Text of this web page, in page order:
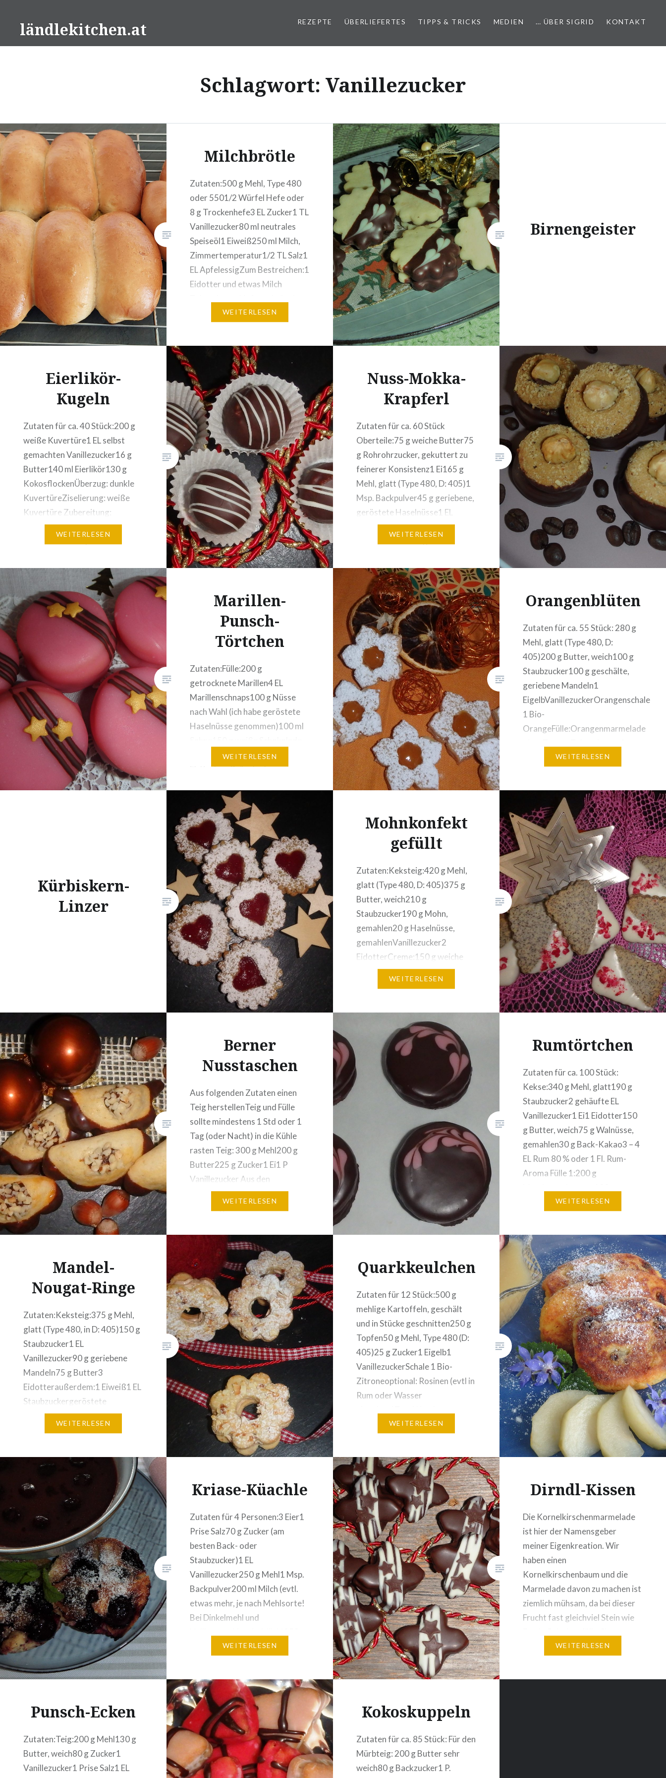
Inhaltländlekitchen.at REZEPTE ÜBERLIEFERTES TIPPS & TRICKS MEDIEN … ÜBER SIGRID KONTAKT
Schlagwort: Vanillezucker
Milchbrötle
Zutaten:500 g Mehl, Type 480
oder 5501/2 Würfel Hefe oder
8 g Trockenhefe3 EL Zucker1 TL
Vanillezucker80 ml neutrales
Speiseöl1 Eiweiß250 ml Milch,
Zimmertemperatur1/2 TL Salz1
EL ApfelessigZum Bestreichen:1
Eidotter und etwas Milch
mit einem kleinen Teil der Milch
ca. 1 Stunde…
WEITERLESEN
Birnengeister
Eierlikör-
Kugeln
Zutaten für ca. 40 Stück:200 g
weiße Kuvertüre1 EL selbst
gemachten Vanillezucker16 g
Butter140 ml Eierlikör130 g
KokosflockenÜberzug: dunkle
KuvertüreZiselierung: weiße
Kuvertüre Zubereitung:
Kuvertüre, Vanillezucker und
vermischen und ca. 15 – 20
Minuten ziehen lassen. Beides
zusammen gut vermischen und
auskühlen lassen. Gleichmäßige
Kugeln formen. Gut
durchkühlen und…
WEITERLESEN
Nuss-Mokka-
Krapferl
Zutaten für ca. 60 Stück
Oberteile:75 g weiche Butter75
g Rohrohrzucker, gekuttert zu
feinerer Konsistenz1 Ei165 g
Mehl, glatt (Type 480, D: 405)1
Msp. Backpulver45 g geriebene,
geröstete Haselnüsse1 EL
Kaffee-Instant-
Wälzenca. 60 Stück gehäutete
geröstete HaselnüsseZutaten
für ca. 60 Stück Unterteile:300
g Mehl, glatt (Type 480, D:
405)200 g Butter,…
WEITERLESEN
Marillen-
Punsch-
Törtchen
Zutaten:Fülle:200 g
getrocknete Marillen4 EL
Marillenschnaps100 g Nüsse
nach Wahl (ich habe geröstete
Haselnüsse genommen)100 ml
(Kuvertüre)40 g Staubzucker2
EL Kuchen-Brösel oder
zerbrochenen Keksen1 Msp.
Zimt1 Msp. der abgeriebenen
Schale Bio-ZitroneKekse-
Mürbteig:300 g Mehl200 g
Butter100 g
StaubzuckerVanillezuckerSchale
einer halben Bio-
ZitroneFinish:Rohmarzipanetwas
Gelee oder
MarmeladePunschglasurdunkle
Kuvertüre zum Verzieren
sowie…
WEITERLESEN
Orangenblüten
Zutaten für ca. 55 Stück: 280 g
Mehl, glatt (Type 480, D:
405)200 g Butter, weich100 g
Staubzucker100 g geschälte,
geriebene Mandeln1
EigelbVanillezuckerOrangenschale
1 Bio-
OrangeFülle:Orangenmarmelade
den angegebenen Zutaten einen
diesen über Nacht kühl lagern.
Ausrollen auf 3 mm Stärke und
mit einem Blumenausstecher
mit und…
WEITERLESEN
Kürbiskern-
Linzer
Mohnkonfekt
gefüllt
Zutaten:Keksteig:420 g Mehl,
glatt (Type 480, D: 405)375 g
Butter, weich210 g
Staubzucker190 g Mohn,
gemahlen20 g Haselnüsse,
gemahlenVanillezucker2
EidotterCreme:150 g weiche
Butter75 g Staubzucker5 Blatt
(biologisch)weitere
Füllung:Himbeer-Gelee oder
FruchtmarkDekor:Vanilleglasurgefriergetrocknete
Himbeeren Zubereitung: Aus
den angegebenen Zutaten rasch
einen Mürbteig kneten. Diesen
in Haushaltsfolie wickeln und
WEITERLESEN
Berner
Nusstaschen
Aus folgenden Zutaten einen
Teig herstellenTeig und Fülle
sollte mindestens 1 Std oder 1
Tag (oder Nacht) in die Kühle
rasten Teig: 300 g Mehl200 g
Butter225 g Zucker1 Ei1 P
Vanillezucker Aus den
angegebenen Zutaten einen
kühl lagern.Den Backofen auf
160 Grad Heißluft oder…
WEITERLESEN
Rumtörtchen
Zutaten für ca. 100 Stück:
Kekse:340 g Mehl, glatt190 g
Staubzucker2 gehäufte EL
Vanillezucker1 Ei1 Eidotter150
g Butter, weich75 g Walnüsse,
gemahlen30 g Back-Kakao3 – 4
EL Rum 80 % oder 1 Fl. Rum-
Aroma Fülle 1:200 g
Staubzucker1 EL
Zwetschkenmarmelade½
Stamperl Rum Glasur:250 g…
WEITERLESEN
Mandel-
Nougat-Ringe
Zutaten:Keksteig:375 g Mehl,
glatt (Type 480, in D: 405)150 g
Staubzucker1 EL
Vanillezucker90 g geriebene
Mandeln75 g Butter3
Eidotteraußerdem:1 Eiweiß1 EL
Staubzuckergeröstete
zerbröselte
Sahne150 g Nussnougat50 g
Schokolade200 g Butter, weich,
zimmerwarm!!!100 g
Staubzucker Zubereitung:
Vorbereitungen am
Vortag:Keksteig: Aus den oben
angegebenen Zutaten einen
Mürbteig kneten. Diesen in
Haushaltsfolie wickeln und…
WEITERLESEN
Quarkkeulchen
Zutaten für 12 Stück:500 g
mehlige Kartoffeln, geschält
und in Stücke geschnitten250 g
Topfen50 g Mehl, Type 480 (D:
405)25 g Zucker1 Eigelb1
VanillezuckerSchale 1 Bio-
Zitroneoptional: Rosinen (evtl in
Rum oder Wasser
MehlZum Ausbacken: Butter
Wasser weich kochen, abgießen
und durch die Presse drücken,
gut…
WEITERLESEN
Kriase-Küachle
Zutaten für 4 Personen:3 Eier1
Prise Salz70 g Zucker (am
besten Back- oder
Staubzucker)1 EL
Vanillezucker250 g Mehl1 Msp.
Backpulver200 ml Milch (evtl.
etwas mehr, je nach Mehlsorte!
Bei Dinkelmehl und
Fraxner Kriasi
Bestreuen Zubereitung: Die Eier
trennen und die Eiweiße mit
dem Salz zu cremigem
Eischnee…
WEITERLESEN
Dirndl-Kissen
Die Kornelkirschenmarmelade
ist hier der Namensgeber
meiner Eigenkreation. Wir
haben einen
Kornelkirschenbaum und die
Marmelade davon zu machen ist
ziemlich mühsam, da bei dieser
Frucht fast gleichviel Stein wie
schmeckt wunderbar nach
WEITERLESEN
Punsch-Ecken
Zutaten:Teig:200 g Mehl130 g
Butter, weich80 g Zucker1
Vanillezucker1 Prise Salz1 EL
Kokoskuppeln
Zutaten für ca. 85 Stück: Für den
Mürbteig: 200 g Butter sehr
weich80 g Backzucker1 P.